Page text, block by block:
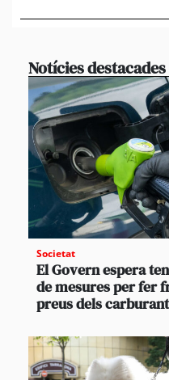
Notícies destacades
Societat
El Govern espera
de mesures per fer
preus dels